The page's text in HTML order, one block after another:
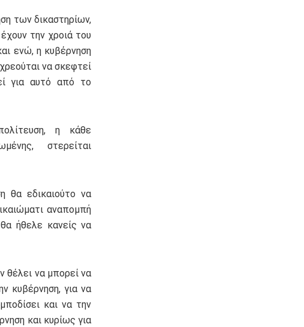
των δικαστηρίων,
την χροιά του
ενώ, η κυβέρνηση
να σκεφτεί
για αυτό από το
η κάθε
στερείται
θα εδικαιούτο να
αναπομπή
ήθελε κανείς να
θέλει να μπορεί να
κυβέρνηση, για να
και να την
και κυρίως για